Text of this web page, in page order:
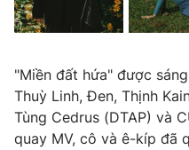
Photo
Video
VTV Money
"Miền đất hứa" được
Thuỳ Linh, Đen, Thịnh
Tùng Cedrus (DTAP) và
quay MV, cô và ê-kíp đã